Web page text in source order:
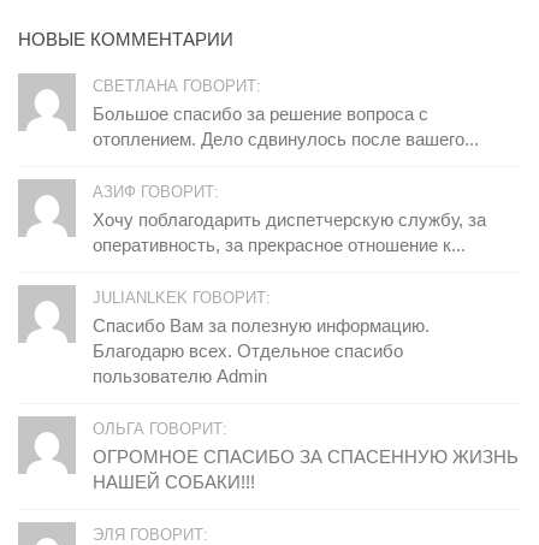
НОВЫЕ КОММЕНТАРИИ
СВЕТЛАНА ГОВОРИТ:
Большое спасибо за решение вопроса с
отоплением. Дело сдвинулось после вашего...
АЗИФ ГОВОРИТ:
Хочу поблагодарить диспетчерскую службу, за
оперативность, за прекрасное отношение к...
JULIANLKEK ГОВОРИТ:
Спасибо Вам за полезную информацию.
Благодарю всех. Отдельное спасибо
пользователю Admin
ОЛЬГА ГОВОРИТ:
ОГРОМНОЕ СПАСИБО ЗА СПАСЕННУЮ ЖИЗНЬ
НАШЕЙ СОБАКИ!!!
ЭЛЯ ГОВОРИТ: